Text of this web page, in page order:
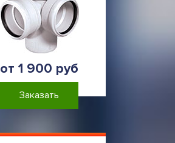
от 1 900 руб
Заказать